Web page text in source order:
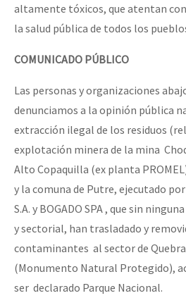
altamente tóxicos, que atentan
la salud pública de todos los
COMUNICADO PÚBLICO
Las personas y organizaciones
denunciamos a la opinión pública
extracción ilegal de los residuos
explotación minera de la mina
Alto Copaquilla (ex planta
y la comuna de Putre, ejecutado por
S.A. y BOGADO SPA , que sin
y sectorial, han trasladado y
contaminantes al sector de
(Monumento Natural Protegido),
ser declarado Parque Nacional.